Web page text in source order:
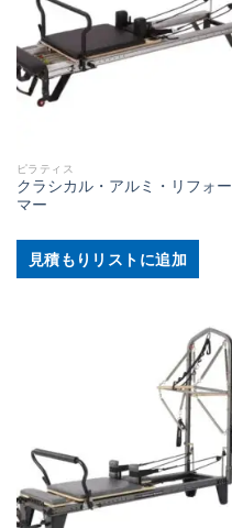
ピラティス
クラシカル・アルミ・リフォー
マー
見積もりリストに追加